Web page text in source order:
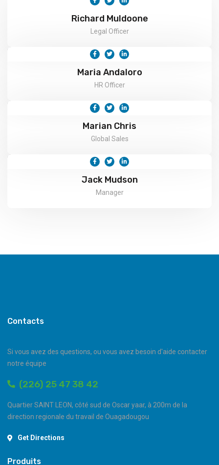
Richard Muldoone
Legal Officer
Maria Andaloro
HR Officer
Marian Chris
Global Sales
Jack Mudson
Manager
Contacts
Si vous avez des questions, ou vous avez besoin d'aide contacter
notre équipe
(226) 25 47 38 42
Quartier SAINT LEON, côté sud de Oscar yaar, à 200m de la
direction regionale du travail de Ouagadougou
Get Directions
Produits